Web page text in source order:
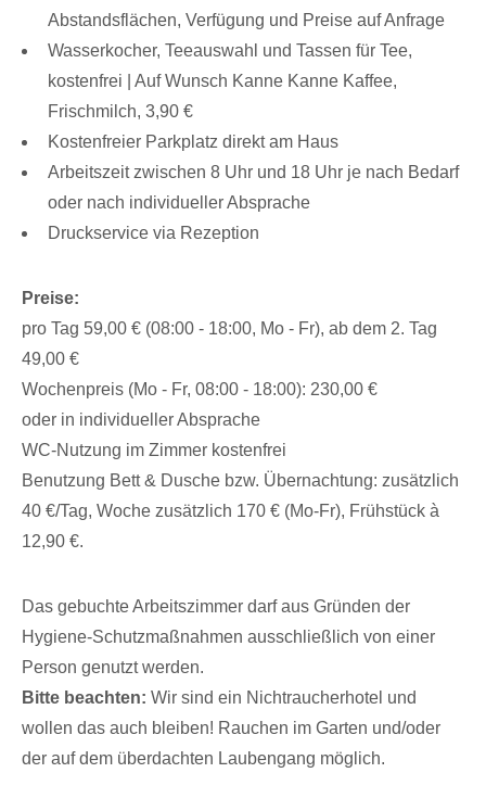
Abstandsflächen, Verfügung und Preise auf Anfrage
Wasserkocher, Teeauswahl und Tassen für Tee,
kostenfrei | Auf Wunsch Kanne Kanne Kaffee,
Frischmilch, 3,90 €
Kostenfreier Parkplatz direkt am Haus
Arbeitszeit zwischen 8 Uhr und 18 Uhr je nach Bedarf
oder nach individueller Absprache
Druckservice via Rezeption
Preise:
pro Tag 59,00 € (08:00 - 18:00, Mo - Fr), ab dem 2. Tag
49,00 €
Wochenpreis (Mo - Fr, 08:00 - 18:00): 230,00 €
oder in individueller Absprache
WC-Nutzung im Zimmer kostenfrei
Benutzung Bett & Dusche bzw. Übernachtung: zusätzlich
40 €/Tag, Woche zusätzlich 170 € (Mo-Fr), Frühstück à
12,90 €.
Das gebuchte Arbeitszimmer darf aus Gründen der
Hygiene-Schutzmaßnahmen ausschließlich von einer
Person genutzt werden.
Bitte beachten: Wir sind ein Nichtraucherhotel und
wollen das auch bleiben! Rauchen im Garten und/oder
der auf dem überdachten Laubengang möglich.